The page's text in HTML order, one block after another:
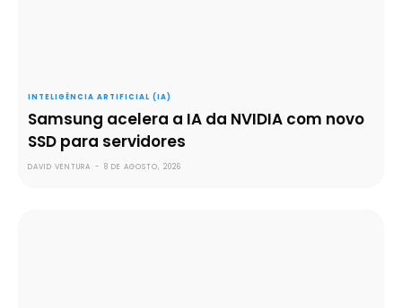
INTELIGÊNCIA ARTIFICIAL (IA)
Samsung acelera a IA da NVIDIA com novo
SSD para servidores
DAVID VENTURA - 8 DE AGOSTO, 2026